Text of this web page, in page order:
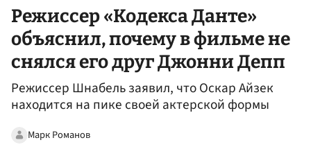
Режиссер «Кодекса Данте»
объяснил, почему в фильме не
снялся его друг Джонни Депп
Режиссер Шнабель заявил, что Оскар Айзек
находится на пике своей актерской формы
Марк Романов